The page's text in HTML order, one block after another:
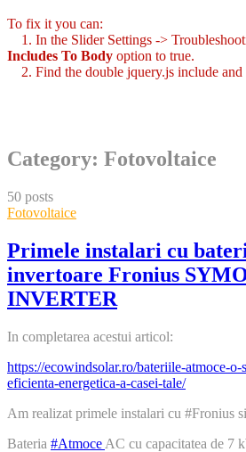
To fix it you can:
1. In the Slider Settings ->
Includes To Body option to true.
2. Find the double jquery.js include and
Skip
to
Category: Fotovoltaice
50 posts
Fotovoltaice
Primele instalari cu
invertoare Fronius
INVERTER
In completarea acestui articol:
https://ecowindsolar.ro/bateriile-atmoce-
eficienta-energetica-a-casei-tale/
Am realizat primele instalari cu #Fronius
Bateria #Atmoce AC cu capacitatea de 7